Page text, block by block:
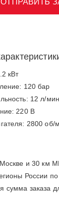
ОТПРАВИТЬ
кВт
120 бар
12 л/
220 В
2800 об/
Москве и 30
России
сумма заказа